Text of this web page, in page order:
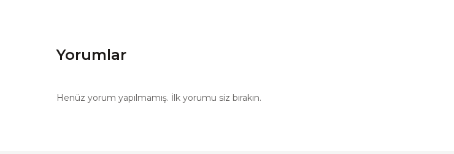
Yorumlar
Henüz yorum yapılmamış. İlk yorumu siz bırakın.